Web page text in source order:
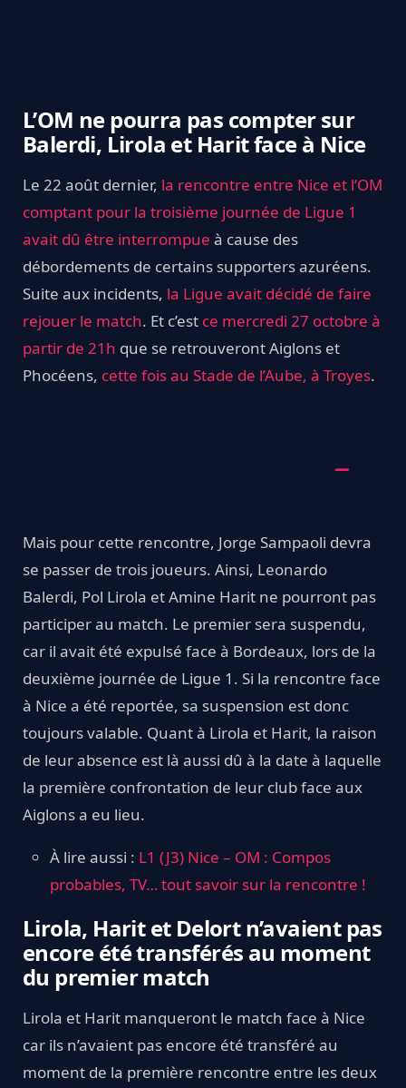
L’OM ne pourra pas compter sur
Balerdi, Lirola et Harit face à Nice
Le 22 août dernier, la rencontre entre Nice et l’OM
comptant pour la troisième journée de Ligue 1
avait dû être interrompue à cause des
débordements de certains supporters azuréens.
Suite aux incidents, la Ligue avait décidé de faire
rejouer le match. Et c’est ce mercredi 27 octobre à
partir de 21h que se retrouveront Aiglons et
Phocéens, cette fois au Stade de l’Aube, à Troyes.
Mais pour cette rencontre, Jorge Sampaoli devra
se passer de trois joueurs. Ainsi, Leonardo
Balerdi, Pol Lirola et Amine Harit ne pourront pas
participer au match. Le premier sera suspendu,
car il avait été expulsé face à Bordeaux, lors de la
deuxième journée de Ligue 1. Si la rencontre face
à Nice a été reportée, sa suspension est donc
toujours valable. Quant à Lirola et Harit, la raison
de leur absence est là aussi dû à la date à laquelle
la première confrontation de leur club face aux
Aiglons a eu lieu.
À lire aussi : L1 (J3) Nice – OM : Compos
probables, TV… tout savoir sur la rencontre !
Lirola, Harit et Delort n’avaient pas
encore été transférés au moment
du premier match
Lirola et Harit manqueront le match face à Nice
car ils n’avaient pas encore été transféré au
moment de la première rencontre entre les deux